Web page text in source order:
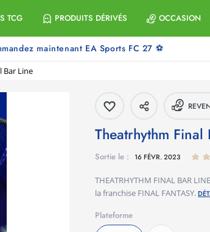
TCG PRODUITS DÉRIVÉS OCCASION
maintenant EA Sports FC 27 ⚽
Bar Line
Theatrhythm
Sortie le : 16 FÉVR. 2023
THEATRHYTHM FINAL BAR
la franchise FINAL FANTASY.
Plateforme